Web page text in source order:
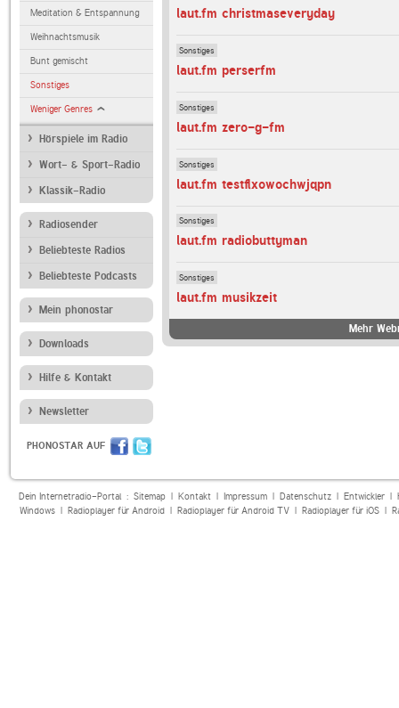
Meditation & Entspannung
Weihnachtsmusik
Bunt gemischt
Sonstiges
Weniger Genres
Hörspiele im Radio
Wort- & Sport-Radio
Klassik-Radio
Radiosender
Beliebteste Radios
Beliebteste Podcasts
Mein phonostar
Downloads
Hilfe & Kontakt
Newsletter
PHONOSTAR AUF
laut.fm christmaseveryday
Sonstiges
laut.fm perserfm
Sonstiges
laut.fm zero-g-fm
Sonstiges
laut.fm testflxowochwjqpn
Sonstiges
laut.fm radiobuttyman
Sonstiges
laut.fm musikzeit
Mehr
Dein Internetradio-Portal : Sitemap| Kontakt| Impressum| Datenschutz| Entwickler|
Windows| Radioplayer für Android| Radioplayer für Android TV| Radioplayer für iOS|